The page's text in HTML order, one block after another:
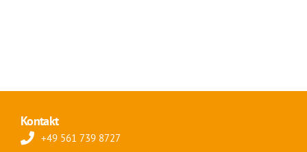
Kontakt
+49 561 739 8727